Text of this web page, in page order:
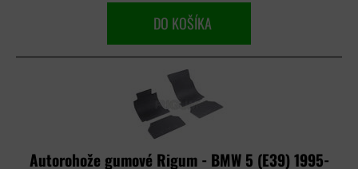
DO KOŠÍKA
Autorohože gumové Rigum - BMW 5 (E39) 1995-